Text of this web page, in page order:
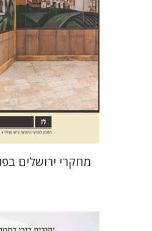
הנחת אתר ספר
$35
$32
מחקרי ירושלים